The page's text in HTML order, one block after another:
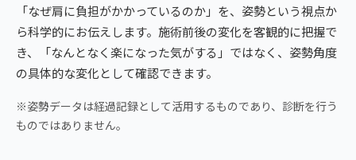
「なぜ肩に負担がかかっているのか」を、姿勢という視点か
ら科学的にお伝えします。施術前後の変化を客観的に把握で
き、「なんとなく楽になった気がする」ではなく、姿勢角度
の具体的な変化として確認できます。
※姿勢データは経過記録として活用するものであり、診断を行う
ものではありません。